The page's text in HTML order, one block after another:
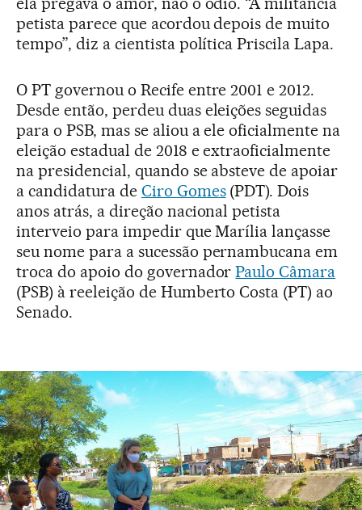
petista parece que acordou depois de muito
tempo”, diz a cientista política Priscila Lapa.
O PT governou o Recife entre 2001 e 2012.
Desde então, perdeu duas eleições seguidas
para o PSB, mas se aliou a ele oficialmente na
eleição estadual de 2018 e extraoficialmente
na presidencial, quando se absteve de apoiar
a candidatura de Ciro Gomes(PDT). Dois
anos atrás, a direção nacional petista
interveio para impedir que Marília lançasse
seu nome para a sucessão pernambucana em
troca do apoio do governadorPaulo Câmara
(PSB) à reeleição de Humberto Costa (PT) ao
Senado.